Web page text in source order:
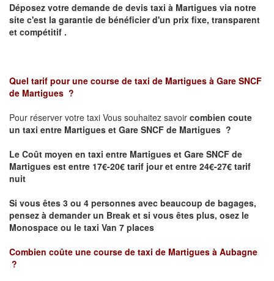
Déposez votre demande de devis taxi à Martigues via notre
site c'est la garantie de bénéficier d'un prix fixe, transparent
et compétitif .
Quel tarif pour une course de taxi de Martigues à Gare SNCF
de Martigues ?
Pour réserver votre taxi Vous souhaitez savoir combien coute
un taxi entre Martigues et Gare SNCF de Martigues ?
Le Coût moyen en taxi entre Martigues et Gare SNCF de
Martigues est entre 17€-20€ tarif jour et entre 24€-27€ tarif
nuit
Si vous êtes 3 ou 4 personnes avec beaucoup de bagages,
pensez à demander un Break et si vous êtes plus, osez le
Monospace ou le taxi Van 7 places
Combien coûte une course de taxi de Martigues à Aubagne
?